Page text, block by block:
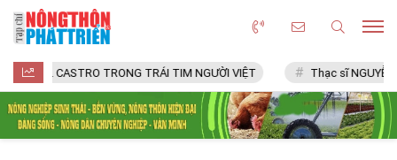
FIDEL CASTRO TRONG TRÁI TIM NGƯỜI VIỆT Thạc sĩ NGUYỄN